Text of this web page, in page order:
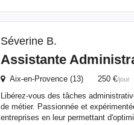
Séverine B.
Assistante
Aix-en-Provence (13) 250 €/jour
Libérez-vous des tâches
de métier. Passionnée et
entreprises en leur permettant